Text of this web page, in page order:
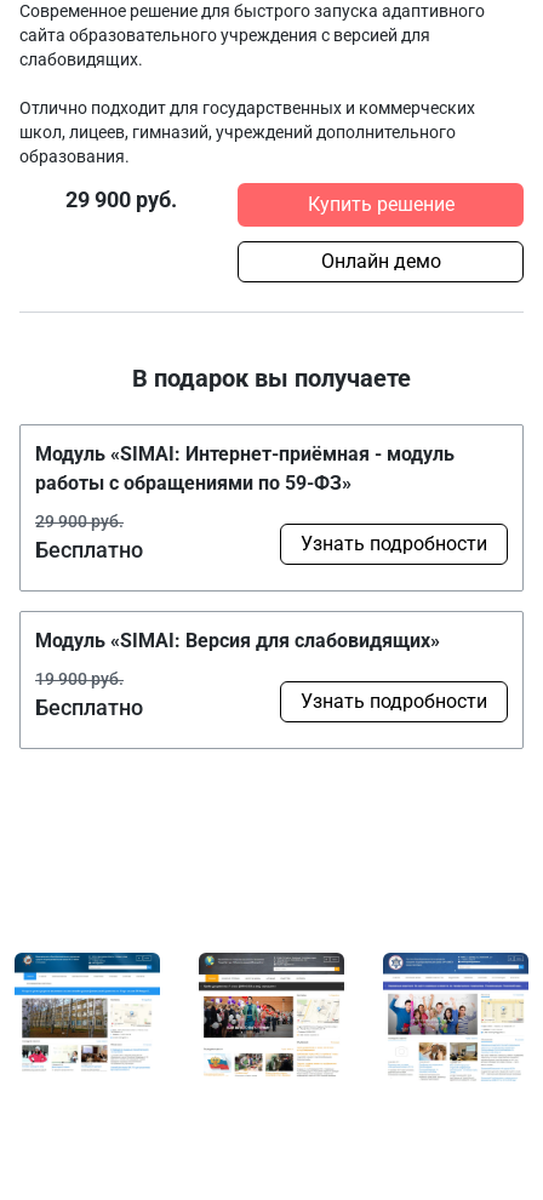
Современное решение для быстрого запуска адаптивного
сайта образовательного учреждения с версией для
слабовидящих.
Отлично подходит для государственных и коммерческих
школ, лицеев, гимназий, учреждений дополнительного
образования.
29 900 руб. Купить решение
Онлайн демо
В подарок вы получаете
Модуль «SIMAI: Интернет-приёмная - модуль
работы с обращениями по 59-ФЗ»
29 900 руб.
Бесплатно Узнать подробности
Модуль «SIMAI: Версия для слабовидящих»
19 900 руб.
Бесплатно Узнать подробности